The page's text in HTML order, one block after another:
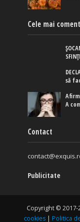
Cele mai
să
A
Contact
Publicitate
Copyright ©
cookies | Politica